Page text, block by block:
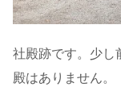
社殿跡です。少
殿はありません。